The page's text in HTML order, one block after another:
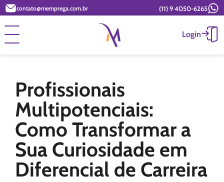
contato@memprega.com.br (11) 9 4050-6265
Login
Profissionais
Multipotenciais:
Como Transformar a
Sua Curiosidade em
Diferencial de Carreira